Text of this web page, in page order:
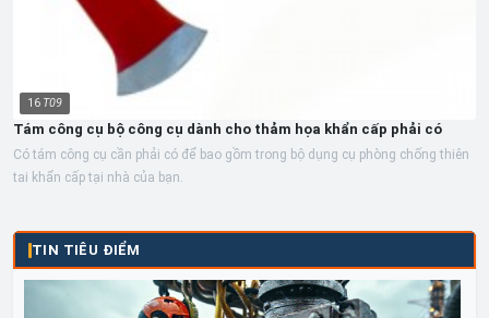
16 T09
Tám công cụ bộ công cụ dành cho thảm họa khẩn cấp phải có
Có tám công cụ cần phải có để bao gồm trong bộ dụng cụ phòng chống thiên
tai khẩn cấp tại nhà của bạn.
TIN TIÊU ĐIỂM